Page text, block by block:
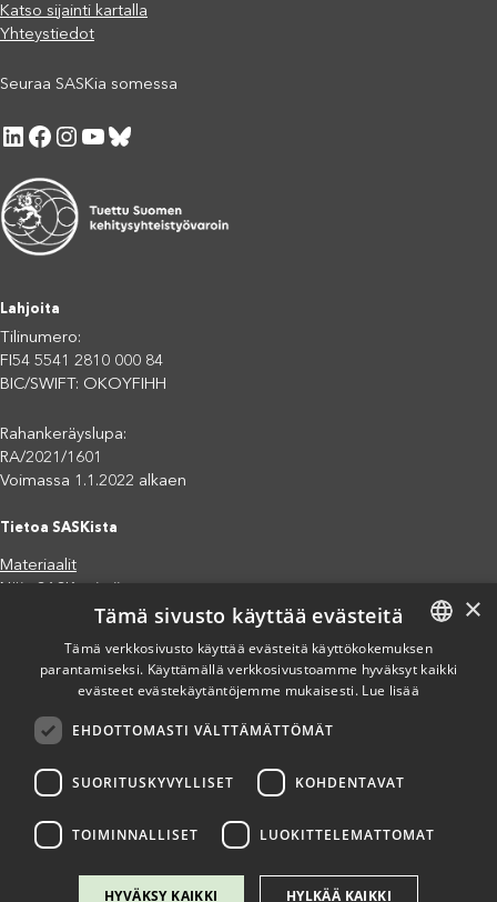
Katso sijainti kartalla
Yhteystiedot
Seuraa SASKia somessa
LinkedIn Facebook Instagram YouTube Bluesky
Lahjoita
Tilinumero:
FI54 5541 2810 000 84
BIC/SWIFT: OKOYFIHH
Rahankeräyslupa:
RA/2021/1601
Voimassa 1.1.2022 alkaen
Tietoa SASKista
Materiaalit
Jäsenjärjestöt
Saavutettavuusseloste
Tietosuojaseloste
Eettiset periaatteet (pdf)
Lahjoita
Osallistu
Liity kannatusjäseneksi
Ilmoita väärinkäytösepäilystä
FINNISH
×
Tämä sivusto käyttää evästeitä
Tämä verkkosivusto käyttää evästeitä käyttökokemuksen
parantamiseksi. Käyttämällä verkkosivustoamme hyväksyt kaikki
evästeet evästekäytäntöjemme mukaisesti. Lue lisää
EHDOTTOMASTI VÄLTTÄMÄTTÖMÄT
SUORITUSKYVYLLISET KOHDENTAVAT
TOIMINNALLISET LUOKITTELEMATTOMAT
HYVÄKSY KAIKKI HYLKÄÄ KAIKKI